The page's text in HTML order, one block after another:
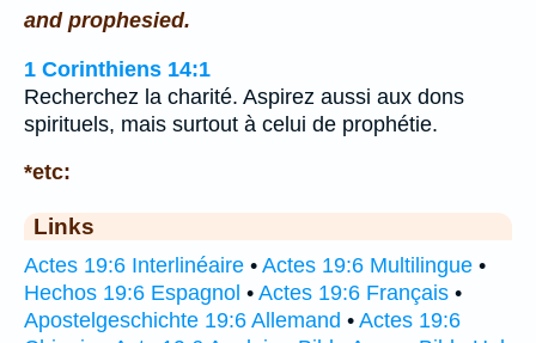
and prophesied.
1 Corinthiens 14:1
Recherchez la charité. Aspirez aussi aux dons
spirituels, mais surtout à celui de prophétie.
*etc:
Links
Actes 19:6 Interlinéaire • Actes 19:6 Multilingue •
Hechos 19:6 Espagnol • Actes 19:6 Français •
Apostelgeschichte 19:6 Allemand • Actes 19:6